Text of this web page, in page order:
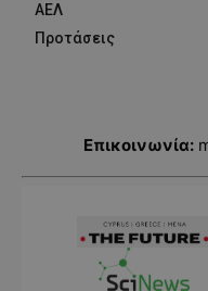
ΑΕΛ
Προτάσεις
Επικοινωνία: